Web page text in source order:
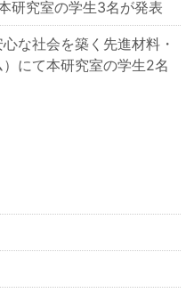
研究室の学生3名が発表
な社会を築く先進材料・
にて本研究室の学生2名